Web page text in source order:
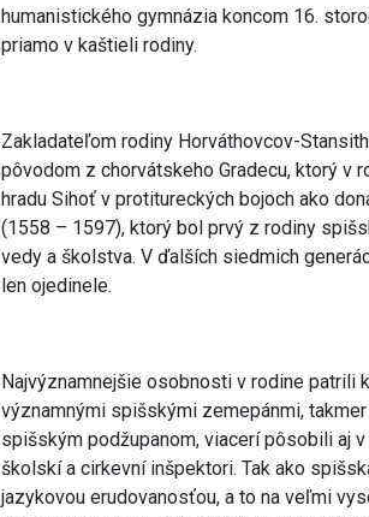
humanistického gymnázia koncom 16.
priamo v kaštieli rodiny.
Zakladateľom rodiny Horváthovcov-
pôvodom z chorvátskeho Gradecu, ktorý v
hradu Sihoť v protitureckých bojoch ako
(1558 – 1597), ktorý bol prvý z rodiny
vedy a školstva. V ďalších siedmich
len ojedinele.
Najvýznamnejšie osobnosti v rodine patrili
významnými spišskými zemepánmi,
spišským podžupanom, viacerí pôsobili aj
školskí a cirkevní inšpektori. Tak ako
jazykovou erudovanosťou, a to na veľmi